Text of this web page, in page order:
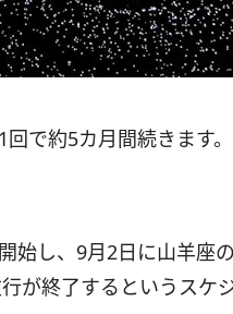
で約5カ月間続きます
始し、9月2日に山羊座
が終了するというスケジ